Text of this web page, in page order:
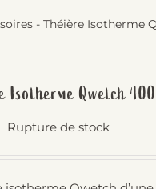
- Théière Isotherme
Isotherme Qwetch
Rupture de stock